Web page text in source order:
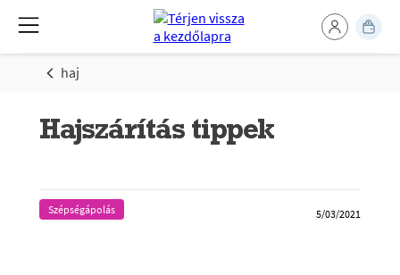
haj
Hajszárítás tippek
Szépségápolás 5/03/2021